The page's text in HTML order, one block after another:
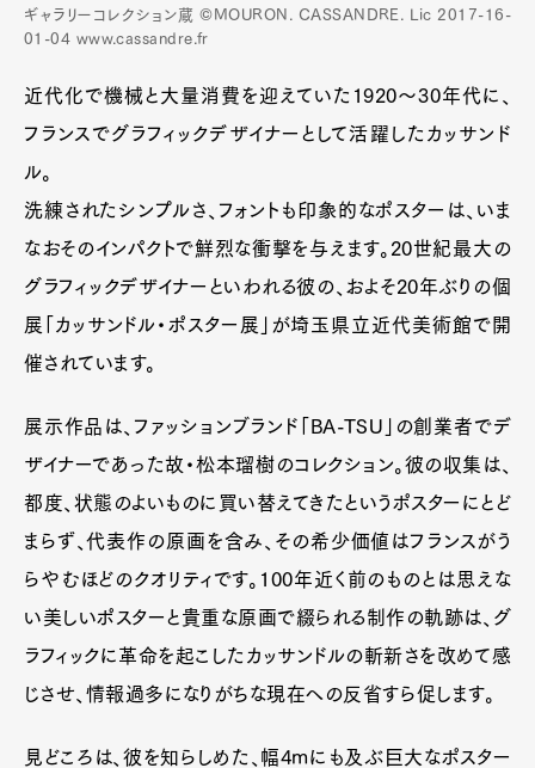
ギャラリーコレクション蔵 ©MOURON. CASSANDRE. Lic 2017-16-
01-04 www.cassandre.fr
近代化で機械と大量消費を迎えていた1920～30年代に、
フランスでグラフィックデザイナーとして活躍したカッサンド
ル。
洗練されたシンプルさ、フォントも印象的なポスターは、いま
なおそのインパクトで鮮烈な衝撃を与えます。20世紀最大の
グラフィックデザイナーといわれる彼の、およそ20年ぶりの個
展「カッサンドル・ポスター展」が埼玉県立近代美術館で開
催されています。
展示作品は、ファッションブランド「BA-TSU」の創業者でデ
ザイナーであった故・松本瑠樹のコレクション。彼の収集は、
都度、状態のよいものに買い替えてきたというポスターにとど
まらず、代表作の原画を含み、その希少価値はフランスがう
らやむほどのクオリティです。100年近く前のものとは思えな
い美しいポスターと貴重な原画で綴られる制作の軌跡は、グ
ラフィックに革命を起こしたカッサンドルの斬新さを改めて感
じさせ、情報過多になりがちな現在への反省すら促します。
見どころは、彼を知らしめた、幅4mにも及ぶ巨大なポスター